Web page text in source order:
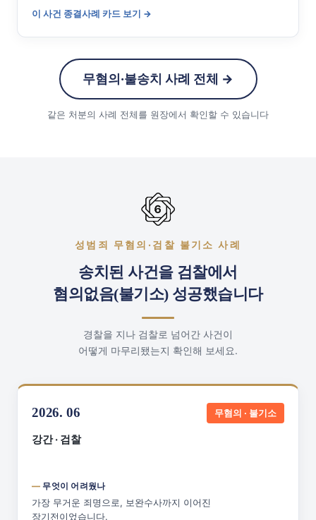
이 사건 종결사례 카드 보기 →
무혐의·불송치 사례 전체 →
같은 처분의 사례 전체를 원장에서 확인할 수 있습니다
성범죄 무혐의·검찰 불기소 사례
송치된 사건을 검찰에서
혐의없음(불기소) 성공했습니다
경찰을 지나 검찰로 넘어간 사건이
어떻게 마무리됐는지 확인해 보세요.
2026. 06 무혐의 · 불기소
강간 · 검찰
무엇이 어려웠나
가장 무거운 죄명으로, 보완수사까지 이어진
장기전이었습니다.